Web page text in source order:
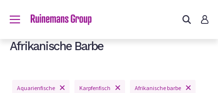
Afrikanische Barbe
Aquarienfische Karpfenfisch Afrikanische barbe